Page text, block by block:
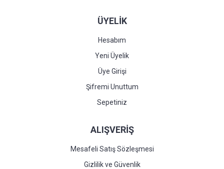
ÜYELİK
Hesabım
Yeni Üyelik
Üye Girişi
Şifremi Unuttum
Sepetiniz
ALIŞVERİŞ
Mesafeli Satış Sözleşmesi
Gizlilik ve Güvenlik